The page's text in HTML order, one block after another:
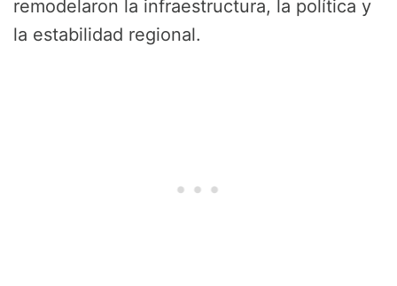
remodelaron la infraestructura, la política y
la estabilidad regional.